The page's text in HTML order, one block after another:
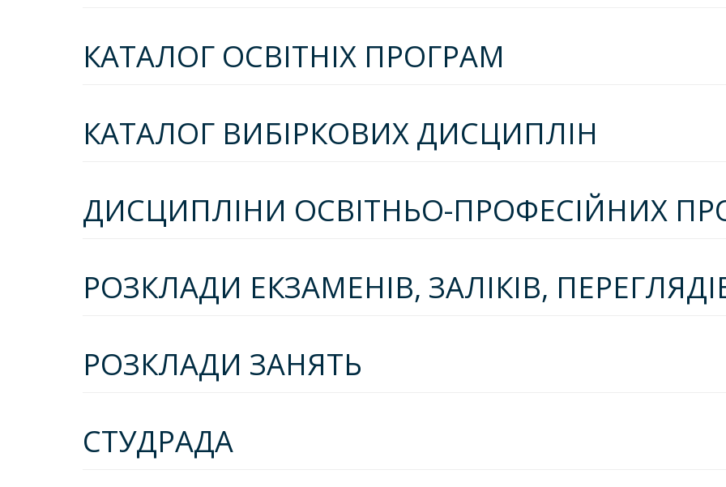
КАТАЛОГ ОСВІТНІХ ПРОГРАМ
КАТАЛОГ ВИБІРКОВИХ ДИСЦИПЛІН
ДИСЦИПЛІНИ ОСВІТНЬО-ПРОФЕСІЙНИХ
РОЗКЛАДИ ЕКЗАМЕНІВ, ЗАЛІКІВ,
РОЗКЛАДИ ЗАНЯТЬ
СТУДРАДА